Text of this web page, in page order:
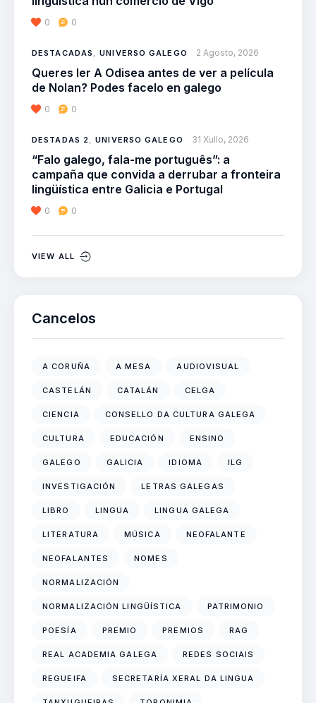
0 0
DESTACADAS ,UNIVERSO GALEGO 2 Agosto, 2026
Queres ler A Odisea antes de ver a película
de Nolan? Podes facelo en galego
0 0
DESTADAS 2,UNIVERSO GALEGO 31 Xullo, 2026
“Falo galego, fala-me português”: a
campaña que convida a derrubar a fronteira
lingüística entre Galicia e Portugal
0 0
VIEW ALL
Cancelos
A CORUÑA A MESA AUDIOVISUAL
CASTELÁN CATALÁN CELGA
CIENCIA CONSELLO DA CULTURA GALEGA
CULTURA EDUCACIÓN ENSINO
GALEGO GALICIA IDIOMA ILG
INVESTIGACIÓN LETRAS GALEGAS
LIBRO LINGUA LINGUA GALEGA
LITERATURA MÚSICA NEOFALANTE
NEOFALANTES NOMES
NORMALIZACIÓN
NORMALIZACIÓN LINGÜÍSTICA PATRIMONIO
POESÍA PREMIO PREMIOS RAG
REAL ACADEMIA GALEGA REDES SOCIAIS
REGUEIFA SECRETARÍA XERAL DA LINGUA